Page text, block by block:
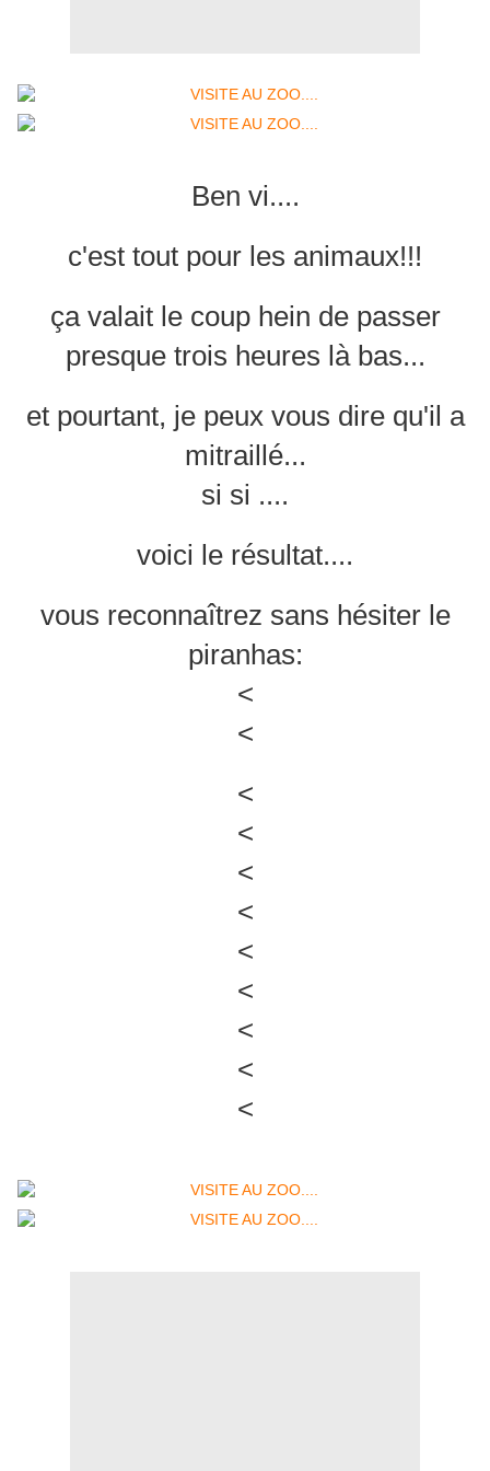
Ben vi....
c'est tout pour les animaux!!!
ça valait le coup hein de passer
presque trois heures là bas...
et pourtant, je peux vous dire qu'il a
mitraillé...
si si ....
voici le résultat....
vous reconnaîtrez sans hésiter le
piranhas:
<
<
<
<
<
<
<
<
<
<
<